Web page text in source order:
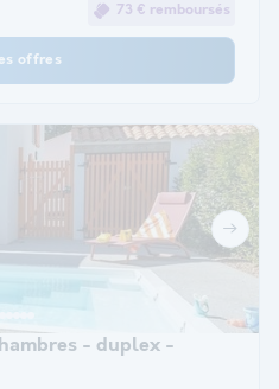
73 € remboursés
offres
- duplex -